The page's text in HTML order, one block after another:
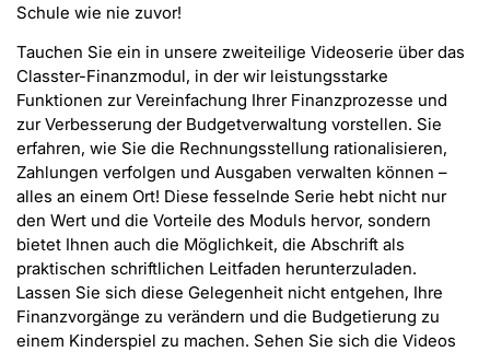
Schule wie nie zuvor!
Tauchen Sie ein in unsere zweiteilige Videoserie über das
Classter-Finanzmodul, in der wir leistungsstarke
Funktionen zur Vereinfachung Ihrer Finanzprozesse und
zur Verbesserung der Budgetverwaltung vorstellen. Sie
erfahren, wie Sie die Rechnungsstellung rationalisieren,
Zahlungen verfolgen und Ausgaben verwalten können –
alles an einem Ort! Diese fesselnde Serie hebt nicht nur
den Wert und die Vorteile des Moduls hervor, sondern
bietet Ihnen auch die Möglichkeit, die Abschrift als
praktischen schriftlichen Leitfaden herunterzuladen.
Lassen Sie sich diese Gelegenheit nicht entgehen, Ihre
Finanzvorgänge zu verändern und die Budgetierung zu
einem Kinderspiel zu machen. Sehen Sie sich die Videos